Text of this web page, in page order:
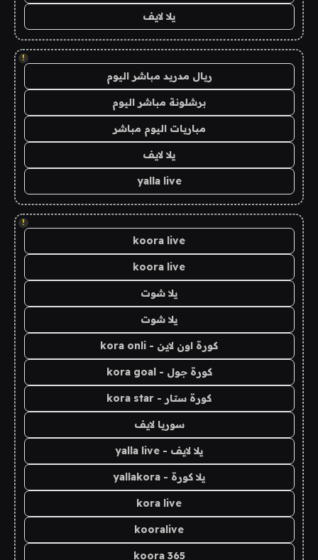
يلا لايف
!
ريال مدريد مباشر اليوم
برشلونة مباشر اليوم
مباريات اليوم مباشر
يلا لايف
yalla live
!
koora live
koora live
يلا شوت
يلا شوت
كورة اون لاين - kora onli
كورة جول - kora goal
كورة ستار - kora star
سوريا لايف
يلا لايف - yalla live
يلا كورة - yallakora
kora live
kooralive
koora 365